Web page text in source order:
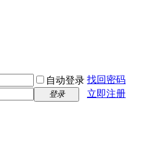
自动登录 找回密码
登录
立即注册